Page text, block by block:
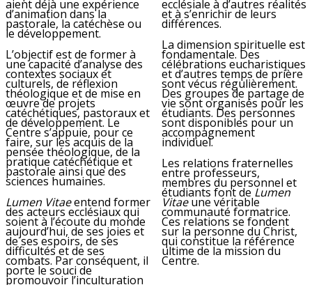
aient déjà une expérience
d’animation dans la
pastorale, la catéchèse ou
le développement.
L’objectif est de former à
une capacité d’analyse des
contextes sociaux et
culturels, de réflexion
théologique et de mise en
œuvre de projets
catéchétiques, pastoraux et
de développement. Le
Centre s’appuie, pour ce
faire, sur les acquis de la
pensée théologique, de la
pratique catéchétique et
pastorale ainsi que des
sciences humaines.
Lumen Vitaeentend former
des acteurs ecclésiaux qui
soient à l’écoute du monde
aujourd’hui, de ses joies et
de ses espoirs, de ses
difficultés et de ses
combats. Par conséquent, il
porte le souci de
promouvoir l’inculturation
ecclésiale à d’autres réalités
et à s’enrichir de leurs
différences.
La dimension spirituelle est
fondamentale. Des
célébrations eucharistiques
et d’autres temps de prière
sont vécus régulièrement.
Des groupes de partage de
vie sont organisés pour les
étudiants. Des personnes
sont disponibles pour un
accompagnement
individuel.
Les relations fraternelles
entre professeurs,
membres du personnel et
étudiants font deLumen
Vitaeune véritable
communauté formatrice.
Ces relations se fondent
sur la personne du Christ,
qui constitue la référence
ultime de la mission du
Centre.